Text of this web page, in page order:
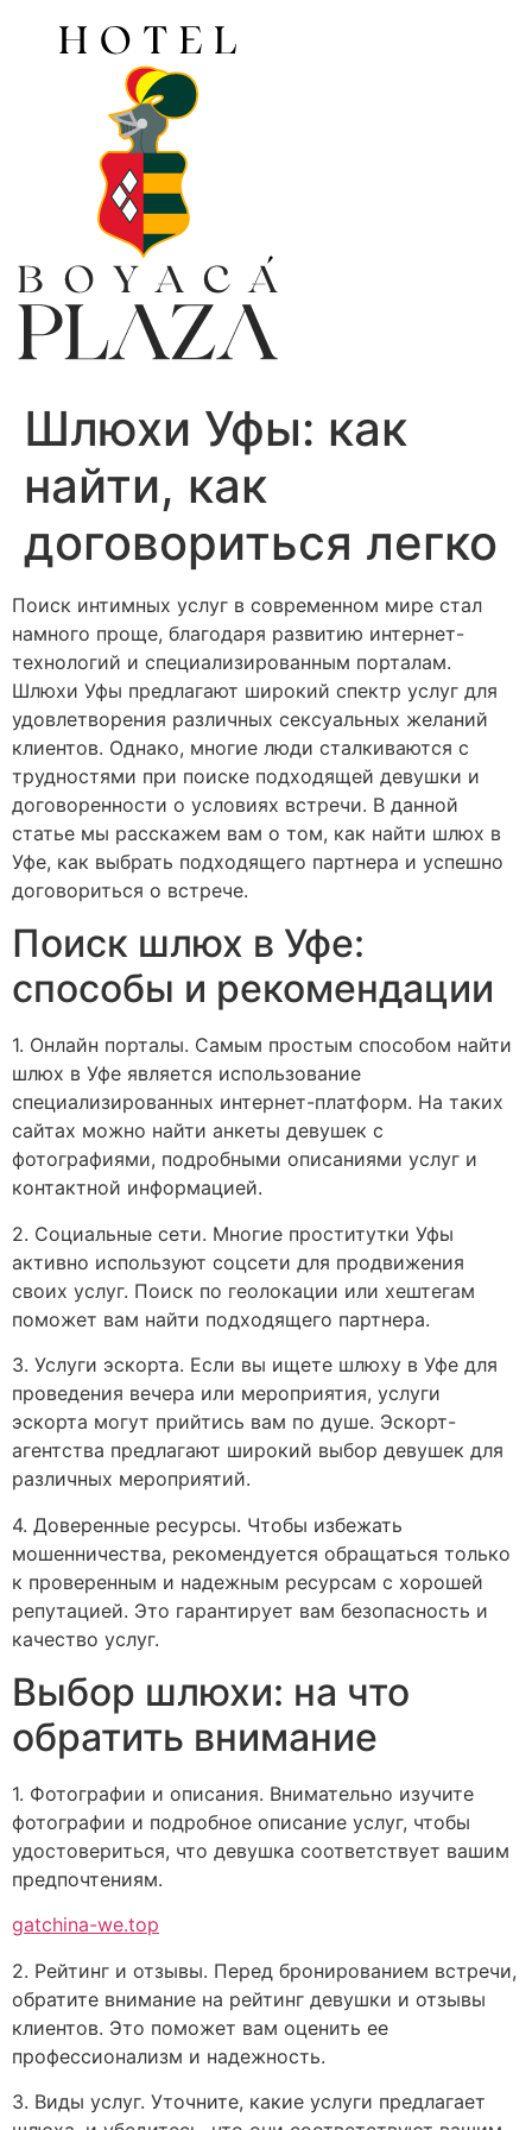
Шлюхи Уфы: как
найти, как
договориться легко
Поиск интимных услуг в современном мире стал
намного проще, благодаря развитию интернет-
технологий и специализированным порталам.
Шлюхи Уфы предлагают широкий спектр услуг для
удовлетворения различных сексуальных желаний
клиентов. Однако, многие люди сталкиваются с
трудностями при поиске подходящей девушки и
договоренности о условиях встречи. В данной
статье мы расскажем вам о том, как найти шлюх в
Уфе, как выбрать подходящего партнера и успешно
договориться о встрече.
Поиск шлюх в Уфе:
способы и рекомендации
1. Онлайн порталы. Самым простым способом найти
шлюх в Уфе является использование
специализированных интернет-платформ. На таких
сайтах можно найти анкеты девушек с
фотографиями, подробными описаниями услуг и
контактной информацией.
2. Социальные сети. Многие проститутки Уфы
активно используют соцсети для продвижения
своих услуг. Поиск по геолокации или хештегам
поможет вам найти подходящего партнера.
3. Услуги эскорта. Если вы ищете шлюху в Уфе для
проведения вечера или мероприятия, услуги
эскорта могут прийтись вам по душе. Эскорт-
агентства предлагают широкий выбор девушек для
различных мероприятий.
4. Доверенные ресурсы. Чтобы избежать
мошенничества, рекомендуется обращаться только
к проверенным и надежным ресурсам с хорошей
репутацией. Это гарантирует вам безопасность и
качество услуг.
Выбор шлюхи: на что
обратить внимание
1. Фотографии и описания. Внимательно изучите
фотографии и подробное описание услуг, чтобы
удостовериться, что девушка соответствует вашим
предпочтениям.
gatchina-we.top
2. Рейтинг и отзывы. Перед бронированием встречи,
обратите внимание на рейтинг девушки и отзывы
клиентов. Это поможет вам оценить ее
профессионализм и надежность.
3. Виды услуг. Уточните, какие услуги предлагает